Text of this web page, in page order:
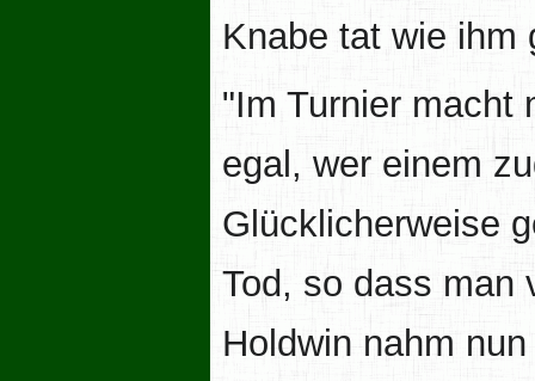
Knabe tat wie ihm
"Im Turnier macht
egal, wer einem
Glücklicherweise
Tod, so dass man
Holdwin nahm